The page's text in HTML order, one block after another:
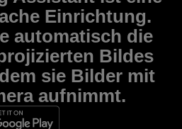
Einrichtung.
automatisch die
Bildes
sie Bilder mit
aufnimmt.